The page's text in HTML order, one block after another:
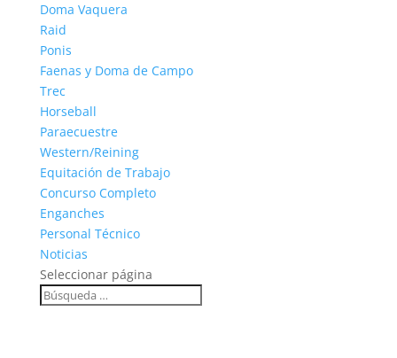
Doma Vaquera
Raid
Ponis
Faenas y Doma de Campo
Trec
Horseball
Paraecuestre
Western/Reining
Equitación de Trabajo
Concurso Completo
Enganches
Personal Técnico
Noticias
Seleccionar página